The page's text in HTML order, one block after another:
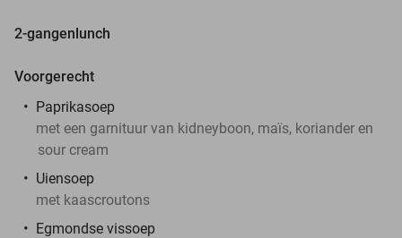
2-gangenlunch
Voorgerecht
Paprikasoep
met een garnituur van kidneyboon, maïs, koriander en
sour cream
Uiensoep
met kaascroutons
Egmondse vissoep